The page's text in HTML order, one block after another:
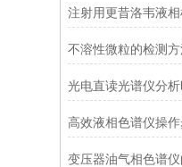
注射用更昔洛韦液
不溶性微粒的检测
高效液相色谱仪操
变压器油气相色谱